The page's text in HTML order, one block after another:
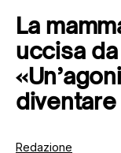
Tutti gli articoli
La
uccisa
Redazione